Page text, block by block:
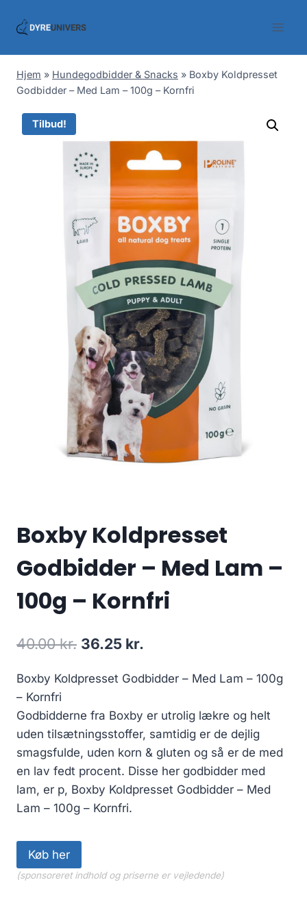
Hjem » Hundegodbidder & Snacks » Boxby Koldpresset
Godbidder – Med Lam – 100g – Kornfri
Tilbud!
Boxby Koldpresset
Godbidder – Med Lam –
100g – Kornfri
40.00kr. Den
pris
var:
40.00 kr..
36.25 kr.
pris
er:
36.25 kr..
Boxby Koldpresset Godbidder – Med Lam – 100g
– Kornfri
Godbidderne fra Boxby er utrolig lækre og helt
uden tilsætningsstoffer, samtidig er de dejlig
smagsfulde, uden korn & gluten og så er de med
en lav fedt procent. Disse her godbidder med
lam, er p, Boxby Koldpresset Godbidder – Med
Lam – 100g – Kornfri.
Køb her
(sponsoreret indhold og priserne er vejledende)